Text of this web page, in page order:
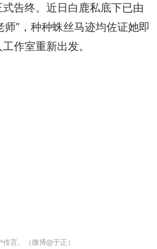
告终。近日白鹿私底下已由
师”，种种蛛丝马迹均佐证她即
作室重新出发。
言。（微博@于正）